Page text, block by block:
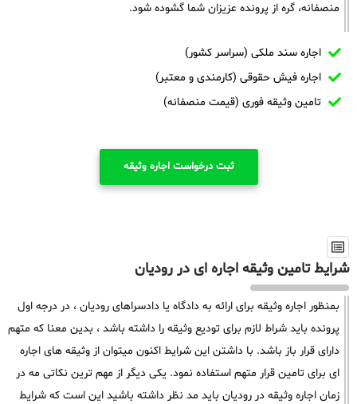
منصفانه، گره از پرونده عزیزان شما گشوده شود.
اجاره سند ملکی (سراسر کشور)
اجاره فیش حقوقی (کارمندی و معتبر)
تامین وثیقه فوری (قیمت منصفانه)
ثبت درخواست اجاره وثیقه
شرایط تامین وثیقه اجاره ای در رودیان
بمنظور اجاره وثیقه برای ارائه به دادگاه یا دادسراهای رودیان ، در درجه اول
پرونده باید شراط لازم برای تودیع وثیقه را داشته باشد ، بدین معنا که متهم
دارای قرار باز باشد. با داشتن این شرایط اکنون میتوان از وثیقه های اجاره
ای برای تامین قرار متهم استفاده نمود. یکی دیگر از مهم ترین نکاتی مه در
زمان اجاره وثیقه در رودیان باید مد نظر داشته باشید این است که شرایط